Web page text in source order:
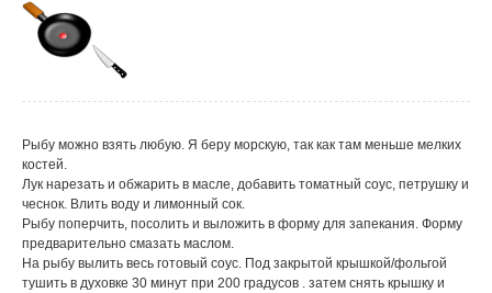
Рыбу можно взять любую. Я беру морскую, так как там меньше мелких
костей.
Лук нарезать и обжарить в масле, добавить томатный соус, петрушку и
чеснок. Влить воду и лимонный сок.
Рыбу поперчить, посолить и выложить в форму для запекания. Форму
предварительно смазать маслом.
На рыбу вылить весь готовый соус. Под закрытой крышкой/фольгой
тушить в духовке 30 минут при 200 градусов . затем снять крышку и